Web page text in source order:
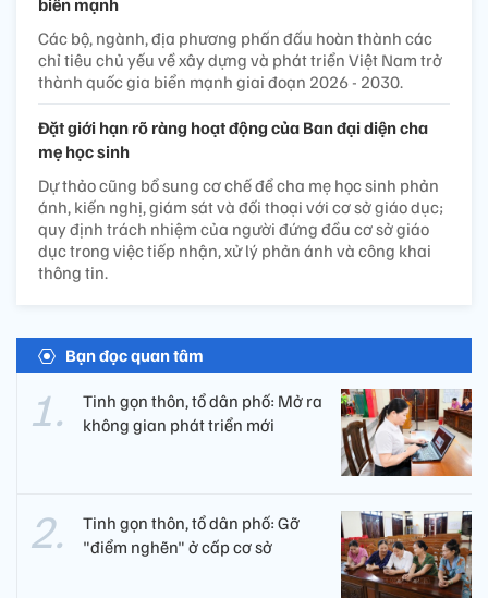
Các bộ, ngành, địa phương phấn đấu hoàn thành các
chỉ tiêu chủ yếu về xây dựng và phát triển Việt Nam trở
thành quốc gia biển mạnh giai đoạn 2026 - 2030.
Đặt giới hạn rõ ràng hoạt động của Ban đại diện cha
mẹ học sinh
Dự thảo cũng bổ sung cơ chế để cha mẹ học sinh phản
ánh, kiến nghị, giám sát và đối thoại với cơ sở giáo dục;
quy định trách nhiệm của người đứng đầu cơ sở giáo
dục trong việc tiếp nhận, xử lý phản ánh và công khai
thông tin.
Bạn đọc quan tâm
Tinh gọn thôn, tổ dân phố: Mở ra
không gian phát triển mới
Tinh gọn thôn, tổ dân phố: Gỡ
"điểm nghẽn" ở cấp cơ sở